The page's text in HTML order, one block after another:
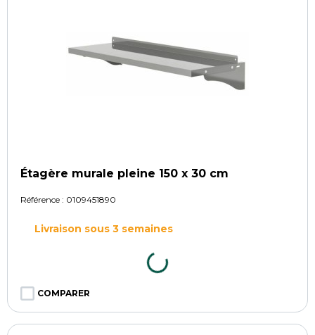
Étagère murale pleine 150 x 30 cm
Référence : 0109451890
Livraison sous 3 semaines
COMPARER